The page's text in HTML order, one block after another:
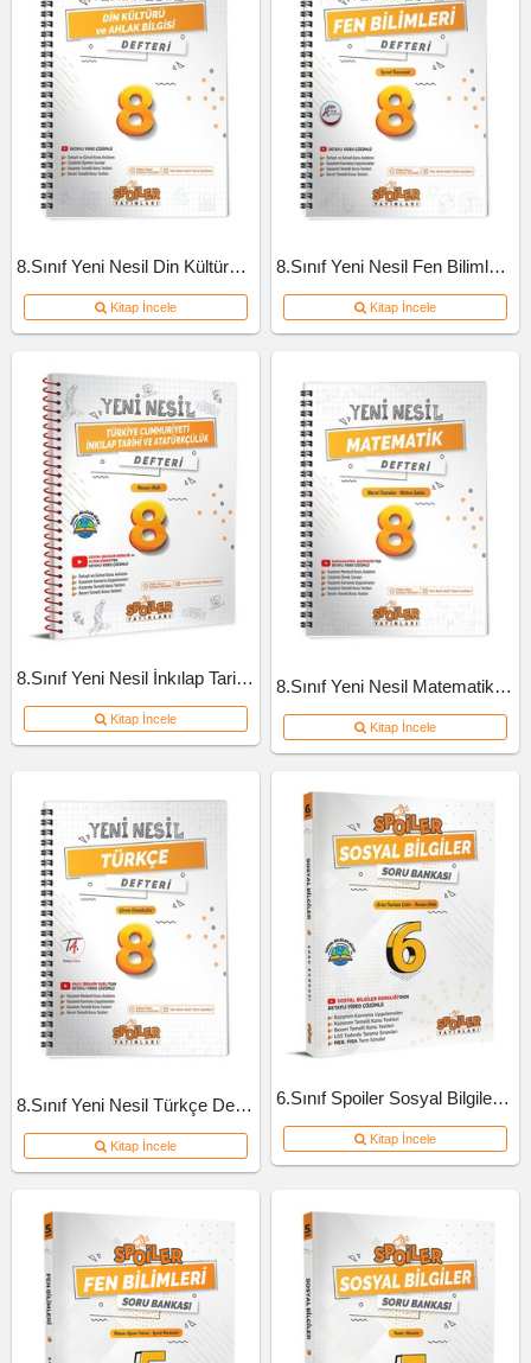
8.Sınıf Yeni Nesil Din Kültürü Defteri
Kitap İncele
8.Sınıf Yeni Nesil Fen Bilimleri Defteri
Kitap İncele
8.Sınıf Yeni Nesil İnkılap Tarihi Defteri
Kitap İncele
8.Sınıf Yeni Nesil Matematik Defteri
Kitap İncele
8.Sınıf Yeni Nesil Türkçe Defteri
Kitap İncele
6.Sınıf Spoiler Sosyal Bilgiler Soru Bankası
Kitap İncele